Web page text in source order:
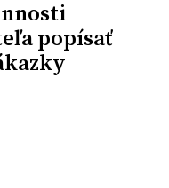
popísať